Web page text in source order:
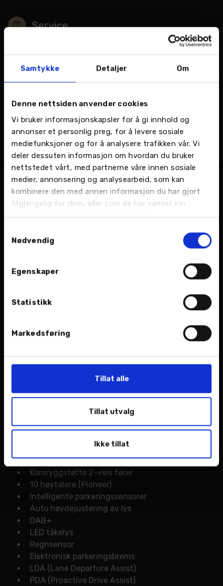
Samtykke Detaljer Om
Denne nettsiden anvender cookies
Vi bruker informasjonskapsler for å gi innhold og
annonser et personlig preg, for å levere sosiale
mediefunksjoner og for å analysere trafikken vår. Vi
deler dessuten informasjon om hvordan du bruker
nettstedet vårt, med partnerne våre innen sosiale
medier, annonsering og analysearbeid, som kan
kombinere den med annen informasjon du har gjort
tilgjengelig for dem, eller som de har samlet inn
gjennom din bruk av tjenestene deres.
Nødvendig
Egenskaper
Statistikk
Markedsføring
Tillat alle
Tillat utvalg
Ikke tillat
Nordvik etterstreber til enhver tid å fremlegge riktige
detaljer og opplysninger om bilene. Vi tar forbehold om
Service
måneder og/eller 200 000 km fra første
registreringsdato (22 april 2024).
Utstyr
Elektriske innfellbare sidespeil med varme
Lyktespylere
passasjer
LTA (Lane Tracing Assist)
RSA (Road Sign Assist)
PCS (Pre Collision System)
Qi - Trådløs lader
Integrerte takrails i sølv
Oppvarmede seter foran
Skinntrukket girspak
Hengervekt 1500kg
EC innvending speil
Mørke ruter bak
Korsryggstøtte 2-veis fører
10 høytalere (Pioneer)
Intelligente parkeringssensorer
Auto høydejustering av lys
DAB+
LED tåkelys
Regnsensor
Elektronisk parkeringsbrems
LDA (Lane Departure Assist)
PDA (Proactive Drive Assist)